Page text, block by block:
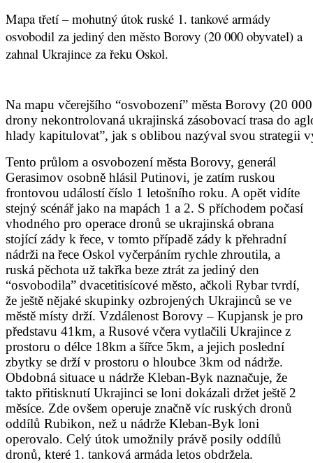
Mapa třetí – mohutný útok ruské 1. tankové armády
osvobodil za jediný den město Borovy (20 000 obyvatel) a
zahnal Ukrajince za řeku Oskol.
Na mapu včerejšího “osvobození” města Borovy (20
drony nekontrolovaná ukrajinská zásobovací trasa do
hlady kapitulovat”, jak s oblibou nazýval svou strategii
Tento průlom a osvobození města Borovy, generál
Gerasimov osobně hlásil Putinovi, je zatím ruskou
frontovou událostí číslo 1 letošního roku. A opět vidíte
stejný scénář jako na mapách 1 a 2. S příchodem počasí
vhodného pro operace dronů se ukrajinská obrana
stojící zády k řece, v tomto případě zády k přehradní
nádrži na řece Oskol vyčerpáním rychle zhroutila, a
ruská pěchota už takřka beze ztrát za jediný den
“osvobodila” dvacetitisícové město, ačkoli Rybar tvrdí,
že ještě nějaké skupinky ozbrojených Ukrajinců se ve
městě místy drží. Vzdálenost Borovy – Kupjansk je pro
představu 41km, a Rusové včera vytlačili Ukrajince z
prostoru o délce 18km a šířce 5km, a jejich poslední
zbytky se drží v prostoru o hloubce 3km od nádrže.
Obdobná situace u nádrže Kleban-Byk naznačuje, že
takto přitisknutí Ukrajinci se loni dokázali držet ještě 2
měsíce. Zde ovšem operuje značně víc ruských dronů
oddílů Rubikon, než u nádrže Kleban-Byk loni
operovalo. Celý útok umožnily právě posily oddílů
dronů, které 1. tanková armáda letos obdržela.